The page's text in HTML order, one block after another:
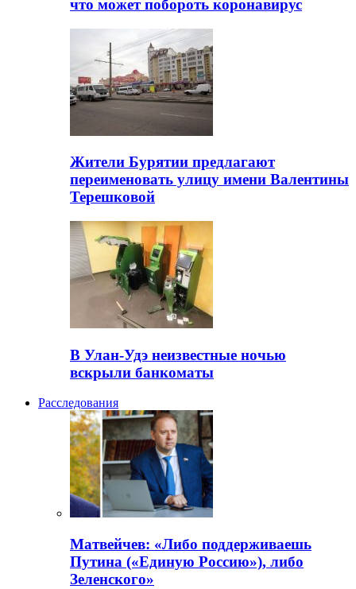
что может побороть коронавирус
Жители Бурятии предлагают
переименовать улицу имени Валентины
Терешковой
В Улан-Удэ неизвестные ночью
вскрыли банкоматы
Расследования
Матвейчев: «Либо поддерживаешь
Путина («Единую Россию»), либо
Зеленского»